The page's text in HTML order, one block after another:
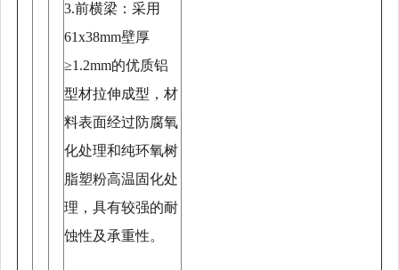
3.前横梁：采用
61x38mm壁厚
≥1.2mm的优质铝
型材拉伸成型，材
料表面经过防腐氧
化处理和纯环氧树
脂塑粉高温固化处
理，具有较强的耐
蚀性及承重性。